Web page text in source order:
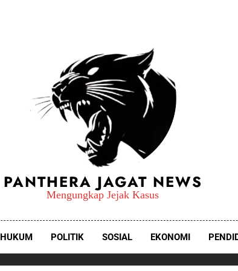
PANTHERA JAGAT NEWS
Mengungkap Jejak Kasus
HUKUM POLITIK SOSIAL EKONOMI